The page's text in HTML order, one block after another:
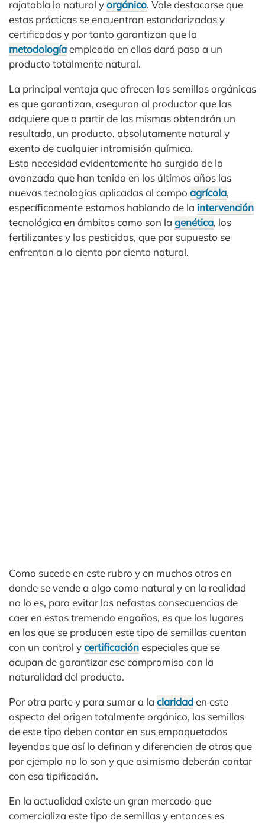
rajatabla lo natural yorgánico. Vale destacarse que
estas prácticas se encuentran estandarizadas y
certificadas y por tanto garantizan que la
metodologíaempleada en ellas dará paso a un
producto totalmente natural.
La principal ventaja que ofrecen las semillas orgánicas
es que garantizan, aseguran al productor que las
adquiere que a partir de las mismas obtendrán un
resultado, un producto, absolutamente natural y
exento de cualquier intromisión química.
Esta necesidad evidentemente ha surgido de la
avanzada que han tenido en los últimos años las
nuevas tecnologías aplicadas al campo agrícola,
específicamente estamos hablando de la intervención
tecnológica en ámbitos como son la genética, los
fertilizantes y los pesticidas, que por supuesto se
enfrentan a lo ciento por ciento natural.
Como sucede en este rubro y en muchos otros en
donde se vende a algo como natural y en la realidad
no lo es, para evitar las nefastas consecuencias de
caer en estos tremendo engaños, es que los lugares
en los que se producen este tipo de semillas cuentan
con un control ycertificaciónespeciales que se
ocupan de garantizar ese compromiso con la
naturalidad del producto.
Por otra parte y para sumar a la claridaden este
aspecto del origen totalmente orgánico, las semillas
de este tipo deben contar en sus empaquetados
leyendas que así lo definan y diferencien de otras que
por ejemplo no lo son y que asimismo deberán contar
con esa tipificación.
En la actualidad existe un gran mercado que
comercializa este tipo de semillas y entonces es